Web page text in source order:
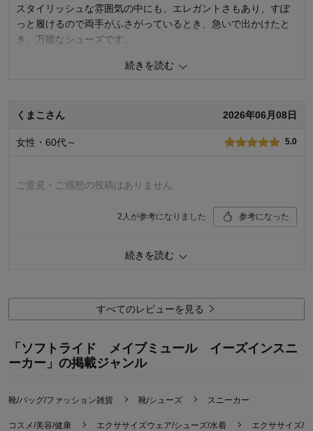
スタイリッシュな雰囲気の中にも、エレガントさもあり、すぽ
っと履けるので両手がふさがっているとき、急いで出かけたと
き、万能なシューズです。
人が参考になりました
続きを読む
くまこさん 2026年06月08日
女性・60代～ 5.0
ご意見・ご感想の投稿はありません
2 人が参考になりました 参考になった
5.0
購入商品： ブラック, ２３．５
お気に入りポイント： デザイン、色、素材･品質、機能、着心
地･使いやすさ
段着、お家用
続きを読む
すべてのレビューを見る
「ソフトライド メイブミュール イーズインスニ
ーカー」の掲載ジャンル
靴/バッグ/ファッション雑貨 靴/シューズ スニーカー
コスメ/美容/健康 エクササイズウェア/シューズ/水着 エクササイズ/